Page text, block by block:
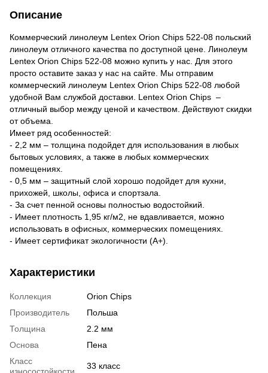
Описание
Коммерческий линолеум Lentex Orion Chips 522-08 польский
линолеум отличного качества по доступной цене. Линолеум
Lentex Orion Chips 522-08 можно купить у нас. Для этого
просто оставите заказ у нас на сайте. Мы отправим
коммерческий линолеум Lentex Orion Chips 522-08 любой
удобной Вам службой доставки. Lentex Orion Chips –
отличный выбор между ценой и качеством. Действуют скидки
от объема.
Имеет ряд особенностей:
- 2,2 мм – толщина подойдет для использования в любых
бытовых условиях, а также в любых коммерческих
помещениях.
- 0,5 мм – защитный слой хорошо подойдет для кухни,
прихожей, школы, офиса и спортзала.
- За счет пенной основы полностью водостойкий.
- Имеет плотность 1,95 кг/м2, не вдавливается, можно
использовать в офисных, коммерческих помещениях.
- Имеет сертификат экологичности (A+).
Характеристики
Коллекция
Orion Chips
Производитель
Польша
Толщина
2.2 мм
Основа
Пена
Класс
износостойкости
33 класс